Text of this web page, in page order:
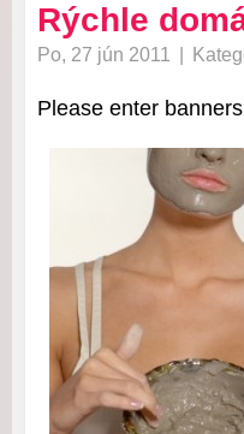
Rýchle
Po, 27 jún 2011
Please enter